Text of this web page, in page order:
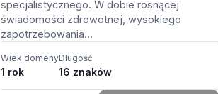
specjalistycznego. W dobie rosnącej
świadomości zdrowotnej, wysokiego
zapotrzebowania...
Wiek domeny
1 rok
Długość
16 znaków